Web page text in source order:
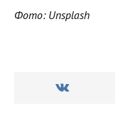
Фото: Unsplash